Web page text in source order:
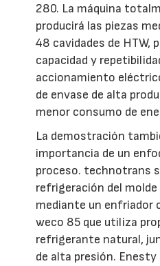
280. La máquina
producirá las piezas
48 cavidades de HTW,
capacidad y
accionamiento
de envase de alta
menor consumo de
La demostración
importancia de un
proceso. technotrans
refrigeración del molde
mediante un enfriador
weco 85 que utiliza
refrigerante natural,
de alta presión.